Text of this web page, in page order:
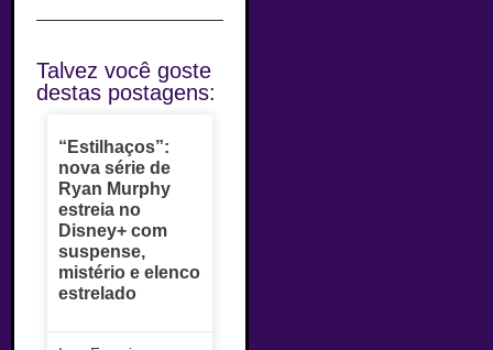
Talvez você goste
destas postagens:
“Estilhaços”:
nova série de
Ryan Murphy
estreia no
Disney+ com
suspense,
mistério e elenco
estrelado